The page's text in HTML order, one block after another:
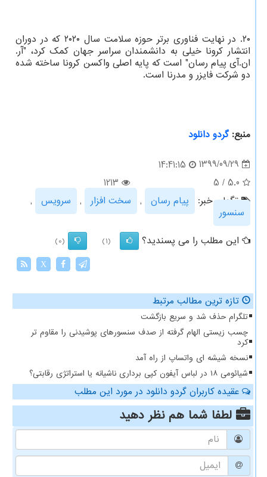
۲۰. در نهایت فناوری برتر حوزه سلامت سال ۲۰۲۰ که در دوران
انتشار کرونا خیلی به دانشمندان سراسر جهان کمک کرد، "آر.
ان.آی پیام رسان" است که پایه اصلی واکسن کرونا ساخته شده
دو شرکت فایزر و مدرنا است.
منبع:گردو دانلود
1399/09/29
14:41:15
5.0
/
5
1213
تگهای خبر:
پیام رسان , سخت افزار , سرویس
,
سنسور
این مطلب را می پسندید؟
(1)
(0)
X
تازه ترین مطالب مرتبط
تلگرام حذف شد و سریع بازگشت
چسب زیستی الهام گرفته از صدف سنسورهای پوشیدنی را مقاوم تر
کرد
نسخه شیشه ای واتساپ از راه آمد
شیائومی ۱۸ در لباس آیفون کپی برداری ناشیانه یا استراتژی رقابتی؟
عقیده کاربران گردو دانلود در مورد این مطلب
لطفا شما همنظر دهید